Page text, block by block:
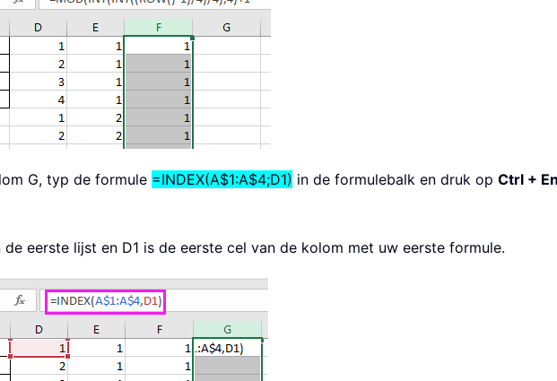
G, typ de formule =INDEX(A$1:A$4;D1) in de formulebalk en druk op Ctrl +
de eerste lijst en D1 is de eerste cel van de kolom met uw eerste formule.